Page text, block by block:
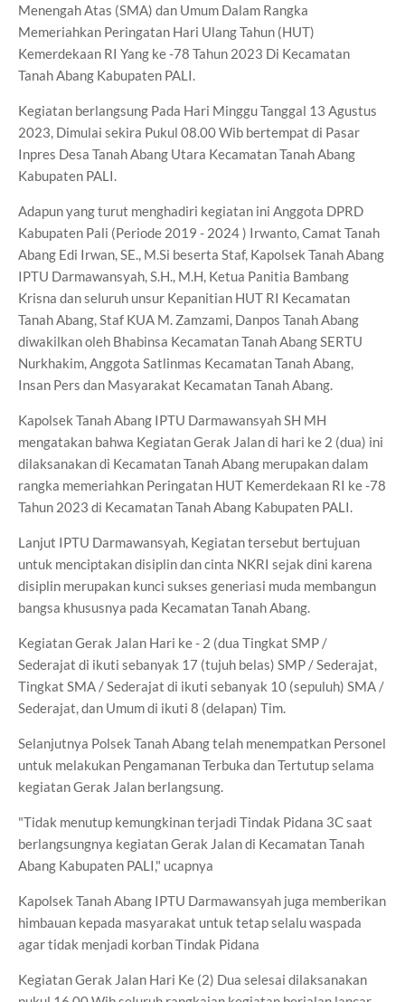
Menengah Atas (SMA) dan Umum Dalam Rangka
Memeriahkan Peringatan Hari Ulang Tahun (HUT)
Kemerdekaan RI Yang ke -78 Tahun 2023 Di Kecamatan
Tanah Abang Kabupaten PALI.
Kegiatan berlangsung Pada Hari Minggu Tanggal 13 Agustus
2023, Dimulai sekira Pukul 08.00 Wib bertempat di Pasar
Inpres Desa Tanah Abang Utara Kecamatan Tanah Abang
Kabupaten PALI.
Adapun yang turut menghadiri kegiatan ini Anggota DPRD
Kabupaten Pali (Periode 2019 - 2024 ) Irwanto, Camat Tanah
Abang Edi Irwan, SE., M.Si beserta Staf, Kapolsek Tanah Abang
IPTU Darmawansyah, S.H., M.H, Ketua Panitia Bambang
Krisna dan seluruh unsur Kepanitian HUT RI Kecamatan
Tanah Abang, Staf KUA M. Zamzami, Danpos Tanah Abang
diwakilkan oleh Bhabinsa Kecamatan Tanah Abang SERTU
Nurkhakim, Anggota Satlinmas Kecamatan Tanah Abang,
Insan Pers dan Masyarakat Kecamatan Tanah Abang.
Kapolsek Tanah Abang IPTU Darmawansyah SH MH
mengatakan bahwa Kegiatan Gerak Jalan di hari ke 2 (dua) ini
dilaksanakan di Kecamatan Tanah Abang merupakan dalam
rangka memeriahkan Peringatan HUT Kemerdekaan RI ke -78
Tahun 2023 di Kecamatan Tanah Abang Kabupaten PALI.
Lanjut IPTU Darmawansyah, Kegiatan tersebut bertujuan
untuk menciptakan disiplin dan cinta NKRI sejak dini karena
disiplin merupakan kunci sukses generiasi muda membangun
bangsa khususnya pada Kecamatan Tanah Abang.
Kegiatan Gerak Jalan Hari ke - 2 (dua Tingkat SMP /
Sederajat di ikuti sebanyak 17 (tujuh belas) SMP / Sederajat,
Tingkat SMA / Sederajat di ikuti sebanyak 10 (sepuluh) SMA /
Sederajat, dan Umum di ikuti 8 (delapan) Tim.
Selanjutnya Polsek Tanah Abang telah menempatkan Personel
untuk melakukan Pengamanan Terbuka dan Tertutup selama
kegiatan Gerak Jalan berlangsung.
"Tidak menutup kemungkinan terjadi Tindak Pidana 3C saat
berlangsungnya kegiatan Gerak Jalan di Kecamatan Tanah
Abang Kabupaten PALI," ucapnya
Kapolsek Tanah Abang IPTU Darmawansyah juga memberikan
himbauan kepada masyarakat untuk tetap selalu waspada
agar tidak menjadi korban Tindak Pidana
Kegiatan Gerak Jalan Hari Ke (2) Dua selesai dilaksanakan